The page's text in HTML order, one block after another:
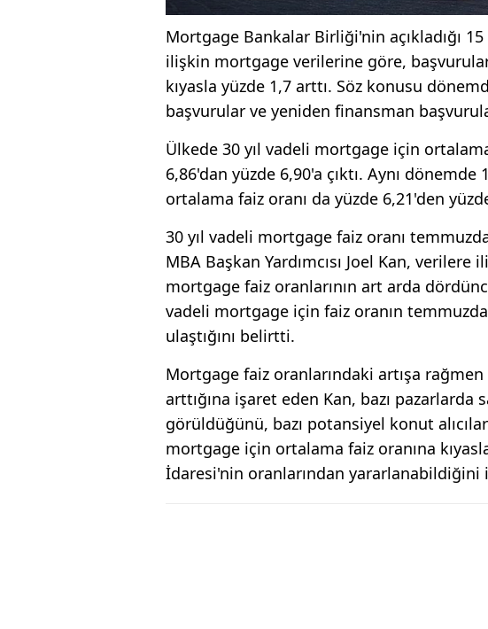
Mortgage Bankalar Birliği'nin açıkladığı
ilişkin mortgage verilerine göre,
kıyasla yüzde 1,7 arttı. Söz konusu
başvurular ve yeniden finansman
Ülkede 30 yıl vadeli mortgage için
6,86'dan yüzde 6,90'a çıktı. Aynı
ortalama faiz oranı da yüzde 6,21'den
30 yıl vadeli mortgage faiz oranı
MBA Başkan Yardımcısı Joel Kan,
mortgage faiz oranlarının art arda
vadeli mortgage için faiz oranın
ulaştığını belirtti.
Mortgage faiz oranlarındaki artışa
arttığına işaret eden Kan, bazı pazarlarda
görüldüğünü, bazı potansiyel konut
mortgage için ortalama faiz oranına
İdaresi'nin oranlarından yararlanabildiğini